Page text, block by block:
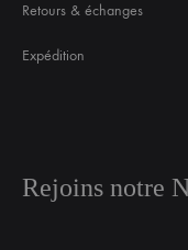
Retours & échanges
Expédition
Rejoins notre